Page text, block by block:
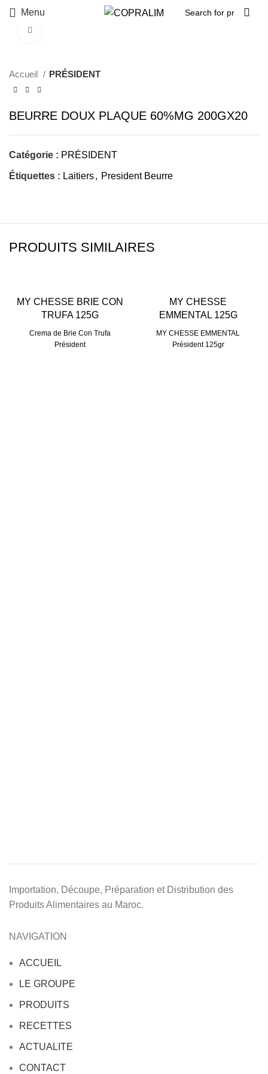
Menu
Accueil PRÉSIDENT
BEURRE DOUX PLAQUE 60%MG 200GX20
Catégorie : PRÉSIDENT
Étiquettes : Laitiers, President Beurre
PRODUITS SIMILAIRES
MY CHESSE BRIE CON
TRUFA 125G
Crema de Brie Con Trufa
Président
MY CHESSE
EMMENTAL 125G
MY CHESSE EMMENTAL
Président 125gr
Importation, Découpe, Préparation et Distribution des
Produits Alimentaires au Maroc.
NAVIGATION
ACCUEIL
LE GROUPE
PRODUITS
RECETTES
ACTUALITE
CONTACT